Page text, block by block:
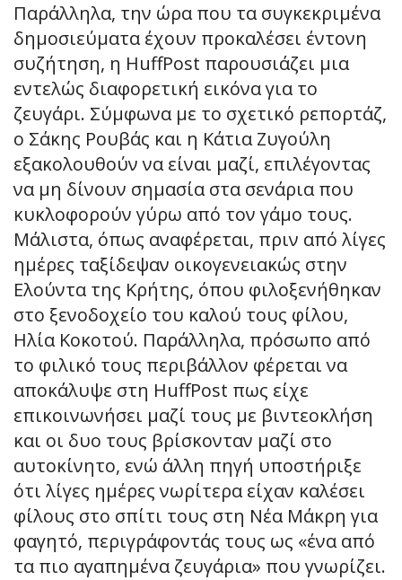
Παράλληλα, την ώρα που τα συγκεκριμένα
δημοσιεύματα έχουν προκαλέσει έντονη
συζήτηση, η HuffPost παρουσιάζει μια
εντελώς διαφορετική εικόνα για το
ζευγάρι. Σύμφωνα με το σχετικό ρεπορτάζ,
ο Σάκης Ρουβάς και η Κάτια Ζυγούλη
εξακολουθούν να είναι μαζί, επιλέγοντας
να μη δίνουν σημασία στα σενάρια που
κυκλοφορούν γύρω από τον γάμο τους.
Μάλιστα, όπως αναφέρεται, πριν από λίγες
ημέρες ταξίδεψαν οικογενειακώς στην
Ελούντα της Κρήτης, όπου φιλοξενήθηκαν
στο ξενοδοχείο του καλού τους φίλου,
Ηλία Κοκοτού. Παράλληλα, πρόσωπο από
το φιλικό τους περιβάλλον φέρεται να
αποκάλυψε στη HuffPost πως είχε
επικοινωνήσει μαζί τους με βιντεοκλήση
και οι δυο τους βρίσκονταν μαζί στο
αυτοκίνητο, ενώ άλλη πηγή υποστήριξε
ότι λίγες ημέρες νωρίτερα είχαν καλέσει
φίλους στο σπίτι τους στη Νέα Μάκρη για
φαγητό, περιγράφοντάς τους ως «ένα από
τα πιο αγαπημένα ζευγάρια» που γνωρίζει.